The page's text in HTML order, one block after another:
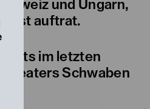
und Ungarn,
auftrat.
im letzten
Schwaben